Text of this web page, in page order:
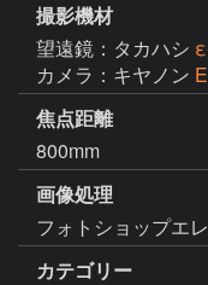
撮影機材
望遠鏡：タカハシ
カメラ：キヤノン
焦点距離
800mm
画像処理
フォトショップエ
カテゴリー